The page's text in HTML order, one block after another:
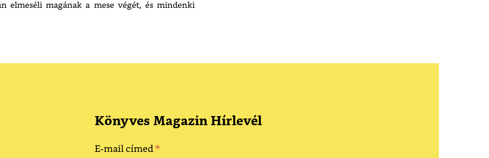
elmeséli magának a mese végét, és mindenki
Könyves Magazin Hírlevél
E-mail címed *